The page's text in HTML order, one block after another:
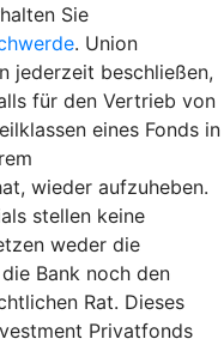
Sie
. Union
jederzeit beschließen,
für den Vertrieb von
eines Fonds in
wieder aufzuheben.
stellen keine
weder die
Bank noch den
Rat. Dieses
Privatfonds